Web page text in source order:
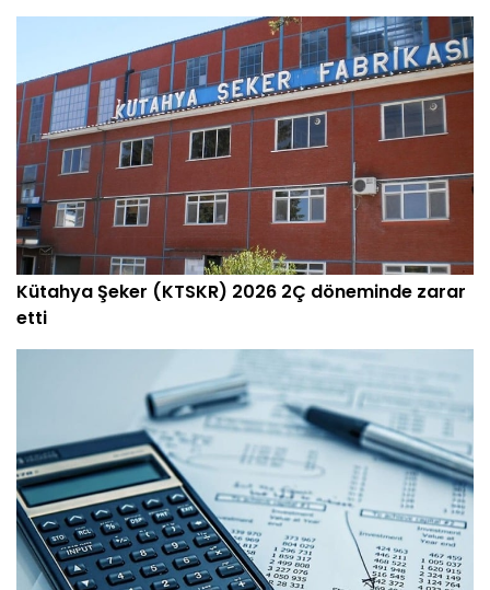
Kütahya Şeker (KTSKR) 2026 2Ç döneminde zarar
etti